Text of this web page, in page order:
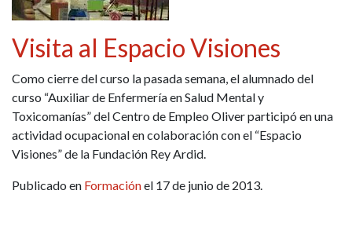
Visita al Espacio Visiones
Como cierre del curso la pasada semana, el alumnado del
curso “Auxiliar de Enfermería en Salud Mental y
Toxicomanías” del Centro de Empleo Oliver participó en una
actividad ocupacional en colaboración con el “Espacio
Visiones” de la Fundación Rey Ardid.
Publicado en Formaciónel 17 de junio de 2013.